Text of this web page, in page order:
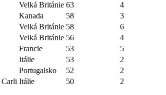
Velká Británie 63
4
Kanada 58
3
Velká Británie 58
6
Velká Británie 56
4
Francie 53
5
Itálie 53
2
Portugalsko 52
2
Itálie 50 2